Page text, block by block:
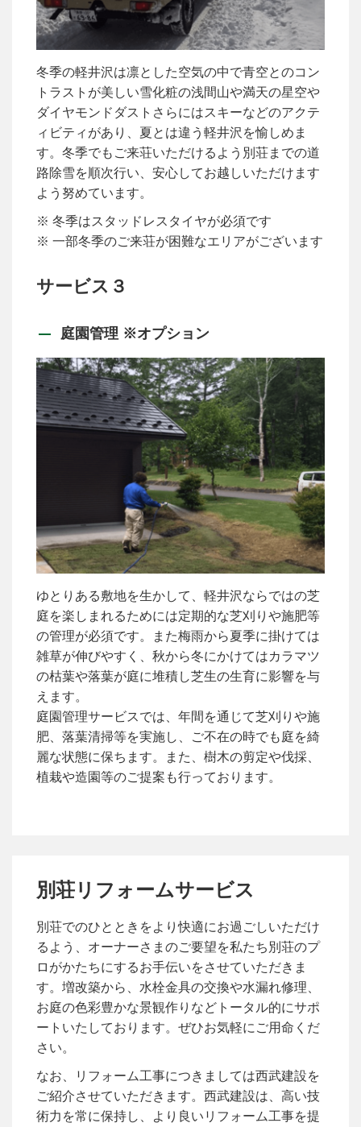
冬季の軽井沢は凛とした空気の中で青空とのコン
トラストが美しい雪化粧の浅間山や満天の星空や
ダイヤモンドダストさらにはスキーなどのアクテ
ィビティがあり、夏とは違う軽井沢を愉しめま
す。冬季でもご来荘いただけるよう別荘までの道
路除雪を順次行い、安心してお越しいただけます
よう努めています。
※ 冬季はスタッドレスタイヤが必須です
※ 一部冬季のご来荘が困難なエリアがございます
サービス３
庭園管理 ※オプション
ゆとりある敷地を生かして、軽井沢ならではの芝
庭を楽しまれるためには定期的な芝刈りや施肥等
の管理が必須です。また梅雨から夏季に掛けては
雑草が伸びやすく、秋から冬にかけてはカラマツ
の枯葉や落葉が庭に堆積し芝生の生育に影響を与
えます。
庭園管理サービスでは、年間を通じて芝刈りや施
肥、落葉清掃等を実施し、ご不在の時でも庭を綺
麗な状態に保ちます。また、樹木の剪定や伐採、
植栽や造園等のご提案も行っております。
別荘リフォームサービス
別荘でのひとときをより快適にお過ごしいただけ
るよう、オーナーさまのご要望を私たち別荘のプ
ロがかたちにするお手伝いをさせていただきま
す。増改築から、水栓金具の交換や水漏れ修理、
お庭の色彩豊かな景観作りなどトータル的にサポ
ートいたしております。ぜひお気軽にご用命くだ
さい。
なお、リフォーム工事につきましては西武建設を
ご紹介させていただきます。西武建設は、高い技
術力を常に保持し、より良いリフォーム工事を提